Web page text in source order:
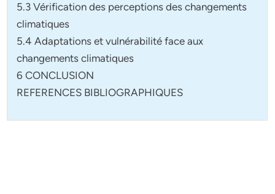
5.3 Vérification des perceptions des changements
climatiques
5.4 Adaptations et vulnérabilité face aux
changements climatiques
6 CONCLUSION
REFERENCES BIBLIOGRAPHIQUES